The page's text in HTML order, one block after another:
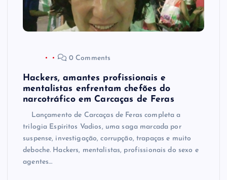
0 Comments
Hackers, amantes profissionais e
mentalistas enfrentam chefões do
narcotráfico em Carcaças de Feras
Lançamento de Carcaças de Feras completa a
trilogia Espíritos Vadios, uma saga marcada por
suspense, investigação, corrupção, trapaças e muito
deboche. Hackers, mentalistas, profissionais do sexo e
agentes…